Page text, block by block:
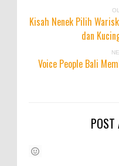
Kisah Nenek Pilih
dan
Voice People Bali
POST